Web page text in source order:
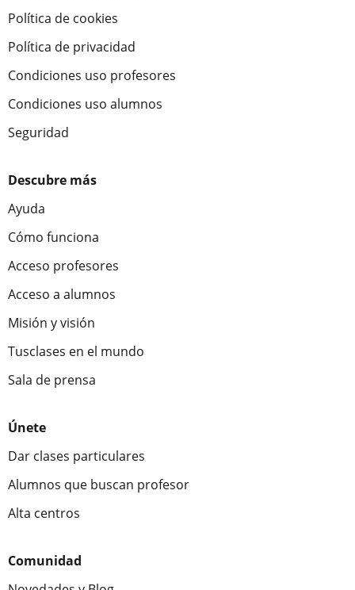
Política de cookies
Política de privacidad
Condiciones uso profesores
Condiciones uso alumnos
Seguridad
Descubre más
Ayuda
Cómo funciona
Acceso profesores
Acceso a alumnos
Misión y visión
Tusclases en el mundo
Sala de prensa
Únete
Dar clases particulares
Alumnos que buscan profesor
Alta centros
Comunidad